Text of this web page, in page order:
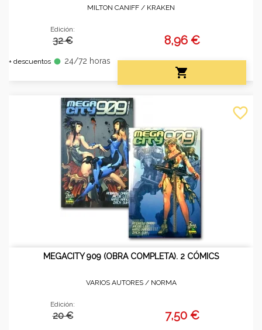
MILTON CANIFF / KRAKEN
Edición:
32 €
+ descuentos fiber_manual_record 24/72 horas
8,96 €

MEGACITY 909 (OBRA COMPLETA). 2 CÓMICS
VARIOS AUTORES / NORMA
Edición:
20 € 7,50 €
favorite_border